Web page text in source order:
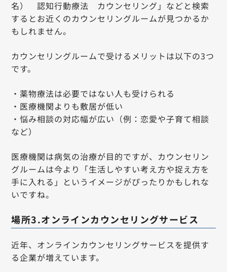
名） 認知行動療法 カウンセリング」などと検索
するとお近くのカウンセリングルームが見つかるか
もしれません。
カウンセリングルームで受けるメリットは以下の3つ
です。
・薬物療法は必要ではない人も受けられる
・医療機関よりも敷居が低い
・悩み相談の対応幅が広い（例：恋愛や子育て相談
など）
医療機関は病気の治療が目的ですが、カウンセリン
グルームは今より「生活しやすい考え方や捉え方を
手に入れる」というイメージがぴったりかもしれな
いですね。
場所3.オンラインカウンセリングサービス
近年、オンラインカウンセリングサービスを提供す
る企業が増えています。